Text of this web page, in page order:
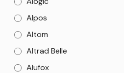
Alpos
Altom
Altrad Belle
Alufox